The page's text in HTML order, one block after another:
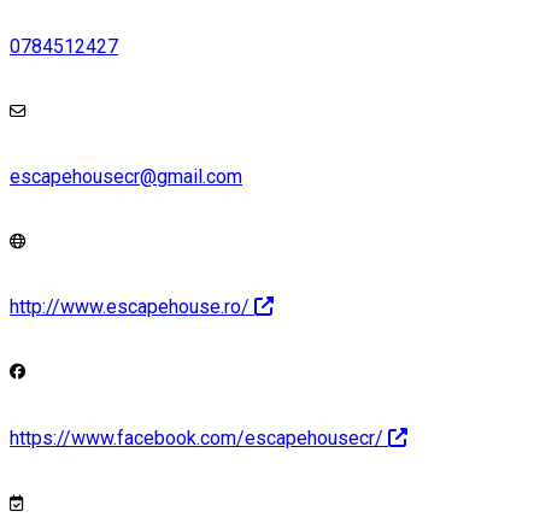
0784512427
escapehousecr@gmail.com
http://www.escapehouse.ro/
https://www.facebook.com/escapehousecr/